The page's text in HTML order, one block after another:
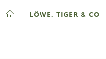
LÖWE, TIGER & CO